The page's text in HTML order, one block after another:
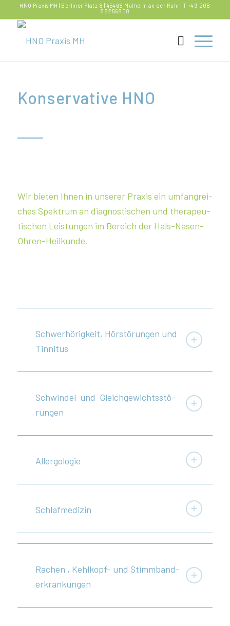
HNO Praxis MH | Berliner Platz 8 | 45468 Mülheim an der Ruhr | T +49 208
88256808
Konservative HNO
Wir bieten Ihnen in unserer Praxis ein umfang­rei­
ches Spektrum an diagnos­ti­schen und thera­peu­
ti­schen Leistungen im Bereich der Hals-Nasen-
Ohren-Heilkunde.
Schwer­hö­rig­keit, Hörstö­rungen und
Tinnitus
Schwindel und Gleich­ge­wichts­stö­
rungen
Aller­go­logie
Schlaf­me­dizin
Rachen , Kehlkopf- und Stimm­band­
er­kran­kungen